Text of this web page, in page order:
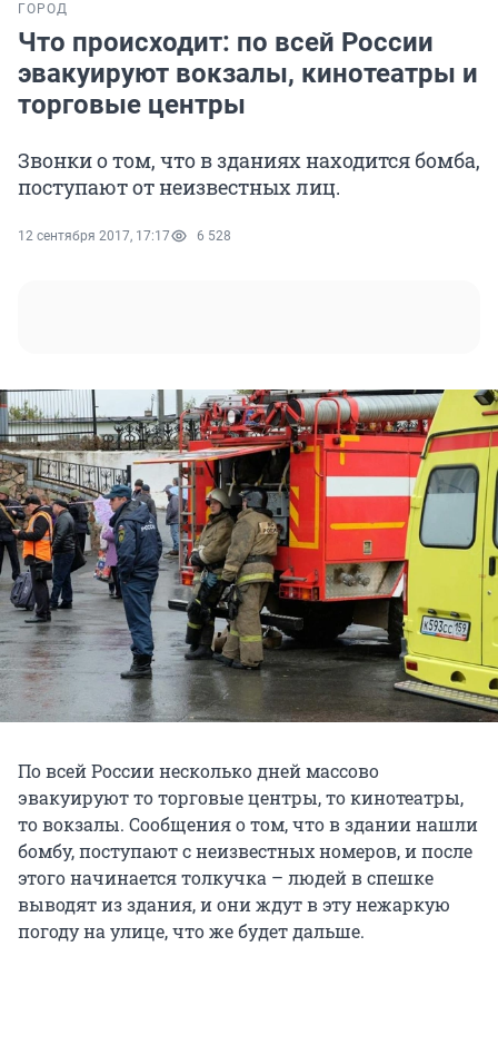
ГОРОД
Что происходит: по всей России
эвакуируют вокзалы, кинотеатры и
торговые центры
Звонки о том, что в зданиях находится бомба,
поступают от неизвестных лиц.
12 сентября 2017, 17:17 6 528
По всей России несколько дней массово
эвакуируют то торговые центры, то кинотеатры,
то вокзалы. Сообщения о том, что в здании нашли
бомбу, поступают с неизвестных номеров, и после
этого начинается толкучка – людей в спешке
выводят из здания, и они ждут в эту нежаркую
погоду на улице, что же будет дальше.